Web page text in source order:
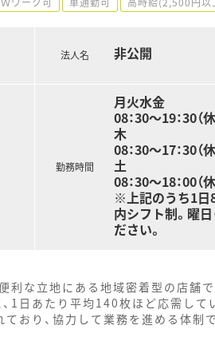
法人名 非公開
勤務時間
月火水金
08：30～19：30（
木
08：30～17：30（
土
08：30～18：00（
※上記のうち1日
内シフト制。曜
ださい。
な立地にある地域密着型の店舗で
1日あたり平均140枚ほど応需して
おり、協力して業務を進める体制で